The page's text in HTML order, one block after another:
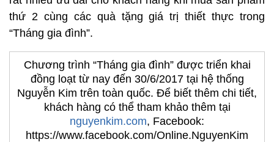
thứ 2 cùng các quà tặng giá trị thiết thực trong
“Tháng gia đình”.
Chương trình “Tháng gia đình” được triển khai
đồng loạt từ nay đến 30/6/2017 tại hệ thống
Nguyễn Kim trên toàn quốc. Để biết thêm chi tiết,
khách hàng có thể tham khảo thêm tại
nguyenkim.com, Facebook:
https://www.facebook.com/Online.NguyenKim